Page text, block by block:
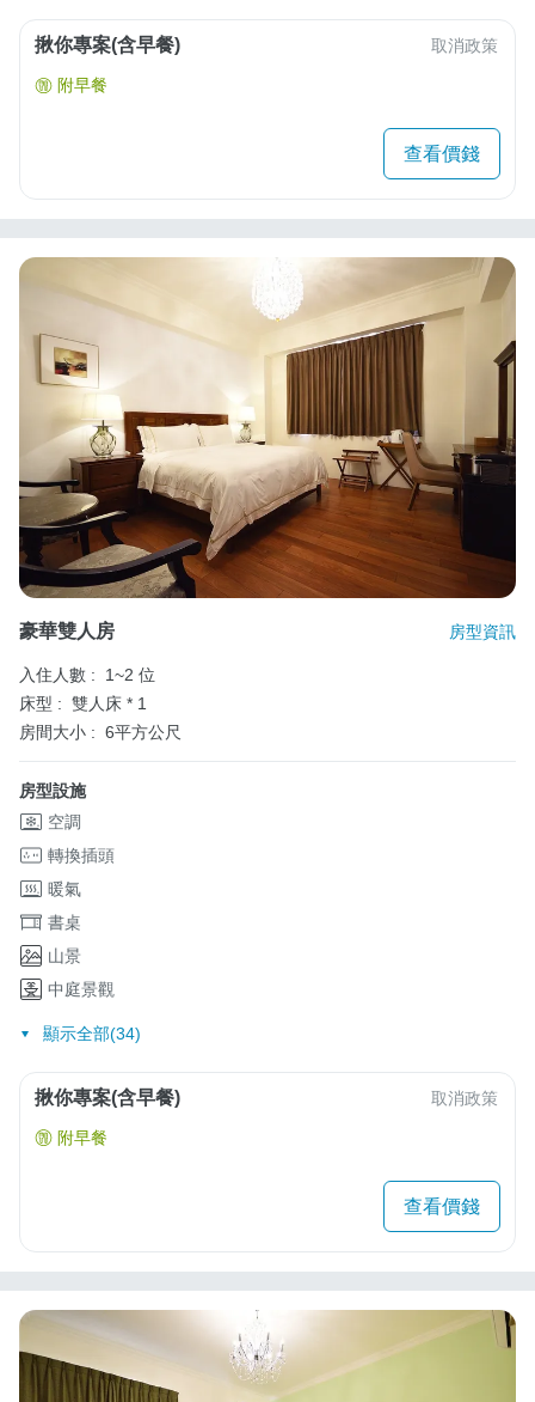
揪你專案(含早餐) 取消政策
附早餐
查看價錢
豪華雙人房 房型資訊
入住人數 :
1~2 位
床型 : 雙人床 * 1
房間大小 : 6平方公尺
房型設施
空調
轉換插頭
暖氣
書桌
山景
中庭景觀
顯示全部(34)
揪你專案(含早餐) 取消政策
附早餐
查看價錢